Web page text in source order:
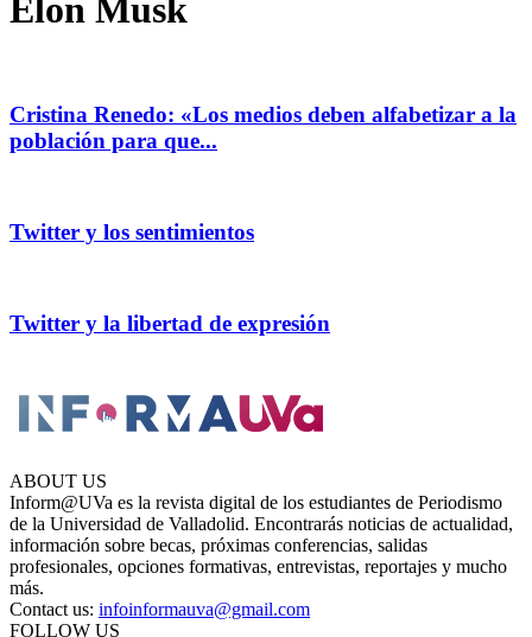
Elon Musk
Cristina Renedo: «Los medios deben alfabetizar a la
población para que...
Twitter y los sentimientos
Twitter y la libertad de expresión
ABOUT US
Inform@UVa es la revista digital de los estudiantes de Periodismo
de la Universidad de Valladolid. Encontrarás noticias de actualidad,
información sobre becas, próximas conferencias, salidas
profesionales, opciones formativas, entrevistas, reportajes y mucho
más.
Contact us: infoinformauva@gmail.com
FOLLOW US